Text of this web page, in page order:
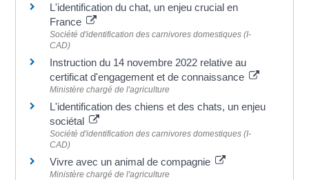
L'identification du chat, un enjeu crucial en
France
Société d'identification des carnivores domestiques (I-
CAD)
Instruction du 14 novembre 2022 relative au
certificat d'engagement et de connaissance
Ministère chargé de l'agriculture
L'identification des chiens et des chats, un enjeu
sociétal
Société d'identification des carnivores domestiques (I-
CAD)
Vivre avec un animal de compagnie
Ministère chargé de l'agriculture